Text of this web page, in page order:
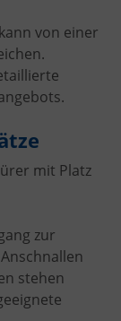
von einer
mit Platz
zur
stehen